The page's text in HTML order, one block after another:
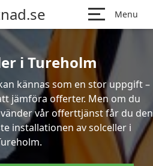
Menu
i Tureholm
kännas som en stor uppgift –
jämföra offerter. Men om du
vår offerttjänst får du den
installationen av solceller i